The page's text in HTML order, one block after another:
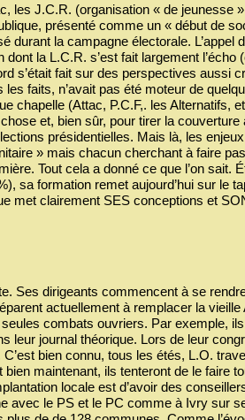
les J.C.R. (organisation « de jeunesse
présenté comme un « début de
durant la campagne électorale. L’appel
la L.C.R. s’est fait largement l’écho
s’était fait sur des perspectives aussi
faits, n’avait pas été moteur de
chapelle (Attac, P.C.F,. les Alternatifs,
et, bien sûr, pour tirer la couverture
présidentielles. Mais là, les
» mais chacun cherchant à faire
Tout cela a donné ce que l’on sait.
sa formation remet aujourd’hui sur le
met clairement SES conceptions et
Ses dirigeants commencent à se
actuellement à remplacer la
combats ouvriers. Par exemple,
leur journal théorique. Lors de leur
bien connu, tous les étés, L.O.
maintenant, ils tenteront de le faire
locale est d’avoir des
avec le PS et le PC comme à Ivry sur